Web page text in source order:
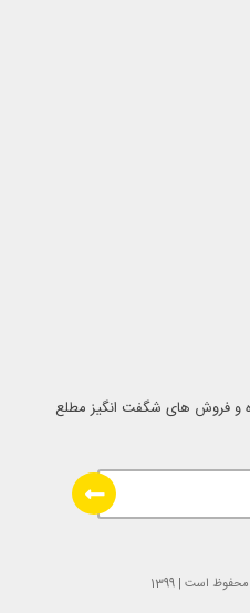
و فروش های شگفت انگیز مطلع
است | 1399